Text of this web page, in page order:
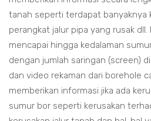
tanah seperti terdapat banyaknya
perangkat jalur pipa yang rusak
mencapai hingga kedalaman
dengan jumlah saringan (screen)
dan video rekaman dari borehole
memberikan informasi jika ada
sumur bor seperti kerusakan